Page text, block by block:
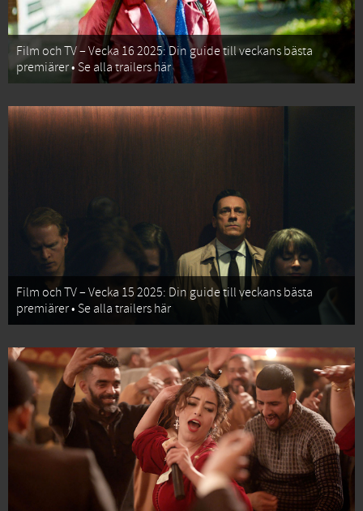
Film och TV – Vecka 16 2025: Din guide till veckans bästa
premiärer • Se alla trailers här
Film och TV – Vecka 15 2025: Din guide till veckans bästa
premiärer • Se alla trailers här